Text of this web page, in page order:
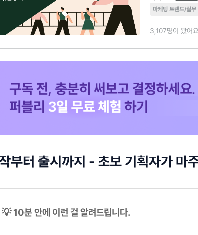
마케팅 트렌드/실무
3,107명이 봤어
부터 출시까지 - 초보 기획자가 마
💡 10분 안에 이런 걸 알려드립니다.